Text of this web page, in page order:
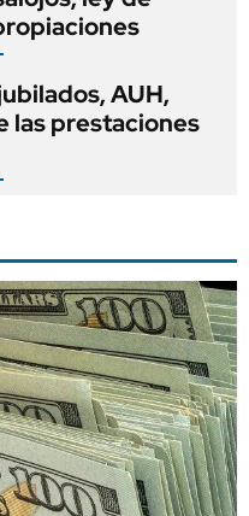
AUH,
las prestaciones